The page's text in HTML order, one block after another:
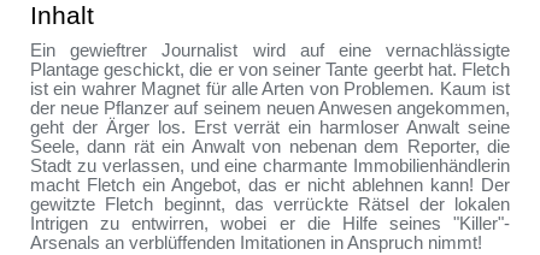
Inhalt
Ein gewieftrer Journalist wird auf eine vernachlässigte
Plantage geschickt, die er von seiner Tante geerbt hat. Fletch
ist ein wahrer Magnet für alle Arten von Problemen. Kaum ist
der neue Pflanzer auf seinem neuen Anwesen angekommen,
geht der Ärger los. Erst verrät ein harmloser Anwalt seine
Seele, dann rät ein Anwalt von nebenan dem Reporter, die
Stadt zu verlassen, und eine charmante Immobilienhändlerin
macht Fletch ein Angebot, das er nicht ablehnen kann! Der
gewitzte Fletch beginnt, das verrückte Rätsel der lokalen
Intrigen zu entwirren, wobei er die Hilfe seines "Killer"-
Arsenals an verblüffenden Imitationen in Anspruch nimmt!